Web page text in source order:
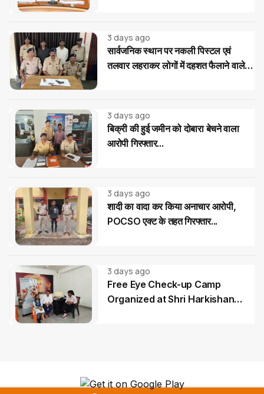
3 days ago
सार्वजनिक स्थान पर नकली पिस्टल एवं
तलवार लहराकर लोगों में दहशत फैलाने वाले
3 days ago
बिक्री की हुई जमीन को दोबारा बेचने वाला
आरोपी गिरफ्तार...
3 days ago
शादी का वादा कर किया अनाचार आरोपी,
POCSO एक्ट के तहत गिरफ्तार...
3 days ago
Free Eye Check-up Camp
Organized at Shri Harkishan